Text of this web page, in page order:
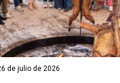
de julio de 2026